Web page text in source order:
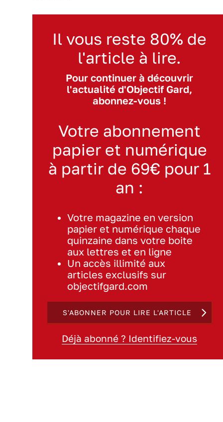
Il vous reste 80% de
l'article à lire.
Pour continuer à découvrir
l'actualité d'Objectif Gard,
abonnez-vous !
Votre abonnement
papier et numérique
à partir de 69€ pour 1
an :
Votre magazine en version
papier et numérique chaque
quinzaine dans votre boite
aux lettres et en ligne
Un accès illimité aux
articles exclusifs sur
objectifgard.com
S'ABONNER POUR LIRE L'ARTICLE
Déjà abonné ? Identifiez-vous